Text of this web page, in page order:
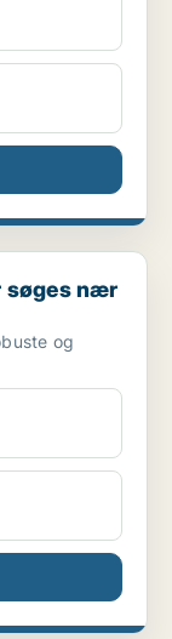
søges nær
og